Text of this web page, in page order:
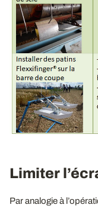
Limiter
Par analogie à